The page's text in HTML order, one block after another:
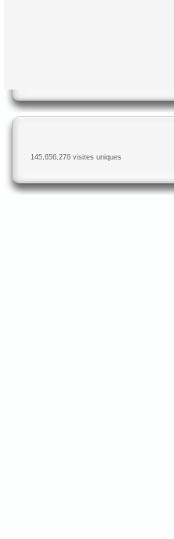
145,656,276 visites uniques